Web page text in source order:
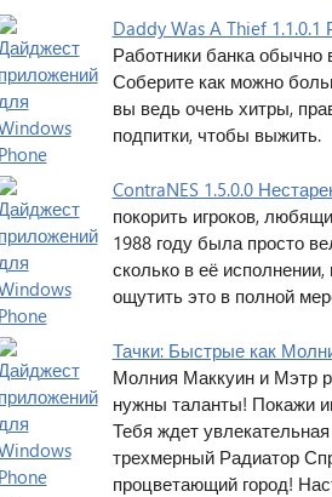
Daddy Was A Thief
Работники банка
Соберите как можно
вы ведь очень хитры,
подпитки, чтобы выжить.
ContraNES 1.5.0.0
покорить игроков,
1988 году была просто
сколько в её
ощутить это в полной
Тачки: Быстрые как
Молния Маккуин и Мэтр
нужны таланты! Покажи
Тебя ждет
трехмерный Радиатор
процветающий город!